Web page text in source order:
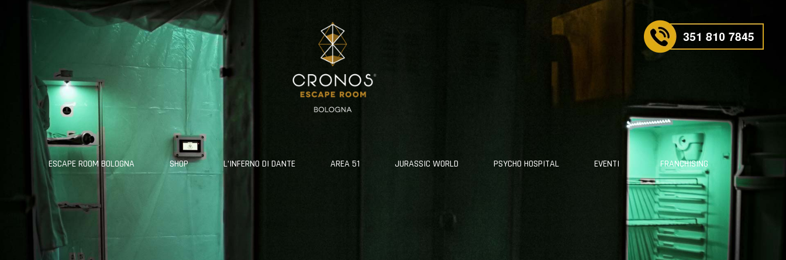
ESCAPE ROOM BOLOGNA SHOP L’INFERNO DI DANTE AREA 51 JURASSIC WORLD PSYCHO HOSPITAL EVENTI FRANCHISING